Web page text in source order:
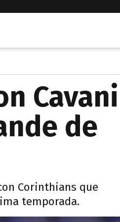
Cavani
de
Corinthians que
temporada.